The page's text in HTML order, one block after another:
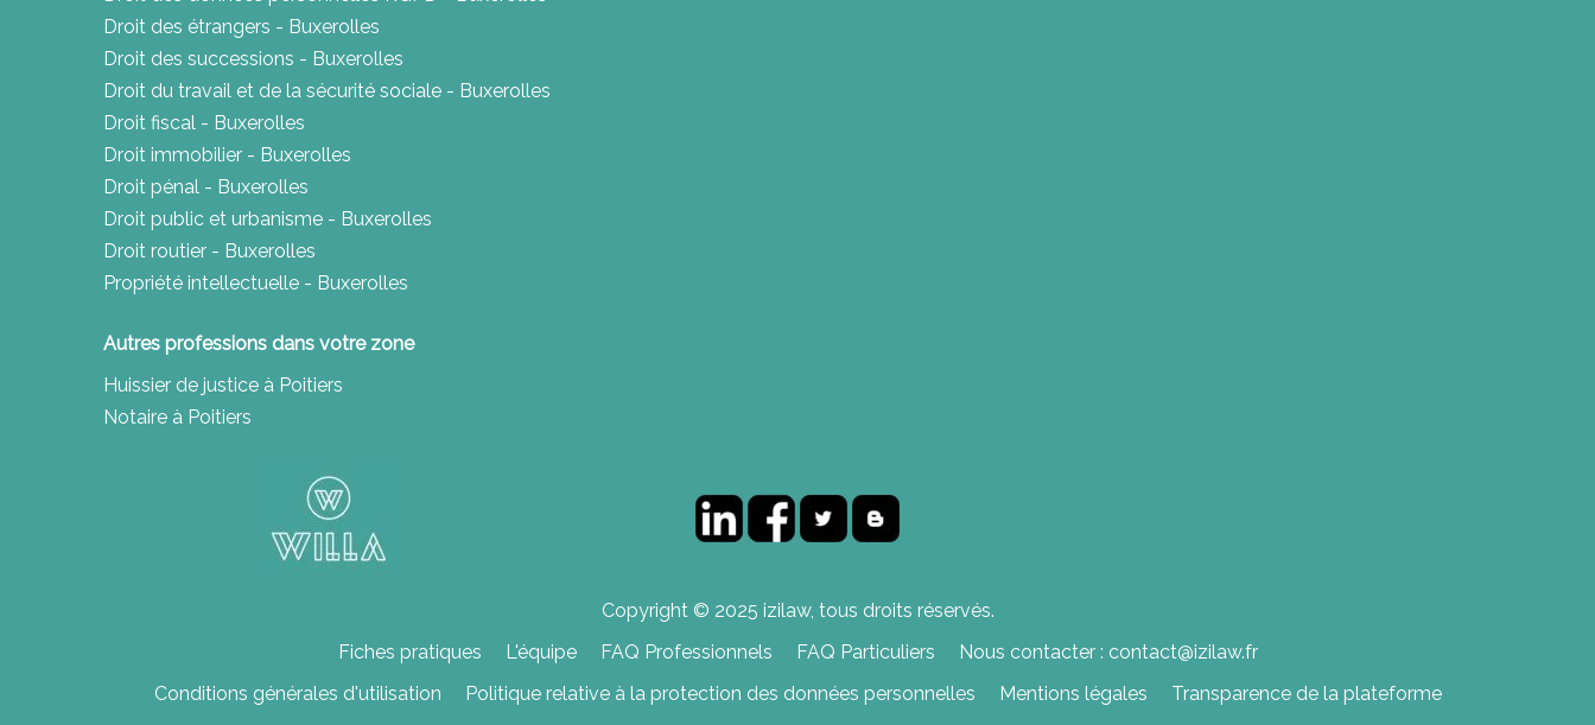
Droit des étrangers - Buxerolles
Droit des successions - Buxerolles
Droit du travail et de la sécurité sociale - Buxerolles
Droit fiscal - Buxerolles
Droit immobilier - Buxerolles
Droit pénal - Buxerolles
Droit public et urbanisme - Buxerolles
Droit routier - Buxerolles
Propriété intellectuelle - Buxerolles
Autres professions dans votre zone
Huissier de justice à Poitiers
Notaire à Poitiers
Copyright © 2025 izilaw, tous droits réservés.
Fiches pratiques
L'équipe FAQ Professionnels FAQ Particuliers
Nous contacter : contact@izilaw.fr
Conditions générales d'utilisation
Politique relative à la protection des données personnelles Mentions légales Transparence de la plateforme